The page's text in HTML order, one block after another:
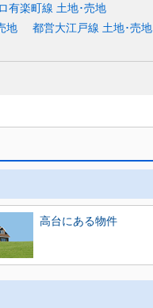
有楽町線 土地･売地
地
都営大江戸線 土地･売地
高台にある物件